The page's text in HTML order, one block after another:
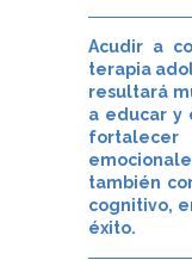
Acudir a
terapia
resultará
a educar y
también
cognitivo,
éxito.